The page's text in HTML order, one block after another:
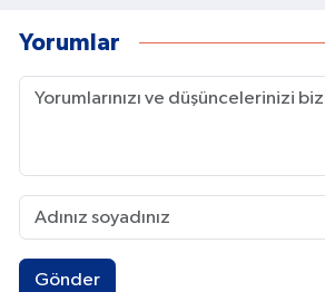
Yorumlar
Gönder